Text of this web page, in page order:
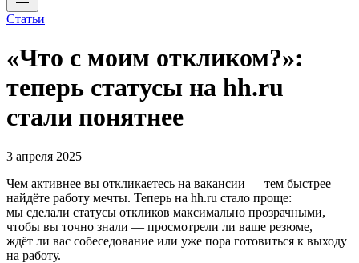
Статьи
«Что с моим откликом?»:
теперь статусы на hh.ru
стали понятнее
3 апреля 2025
Чем активнее вы откликаетесь на вакансии — тем быстрее
найдёте работу мечты. Теперь на hh.ru стало проще:
мы сделали статусы откликов максимально прозрачными,
чтобы вы точно знали — просмотрели ли ваше резюме,
ждёт ли вас собеседование или уже пора готовиться к выходу
на работу.